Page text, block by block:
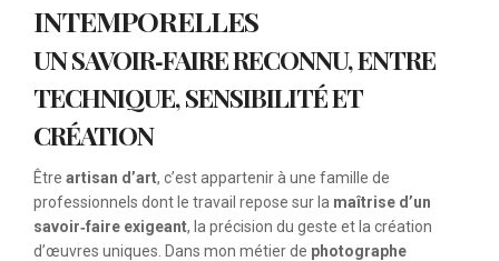
INTEMPORELLES
UN SAVOIR‑FAIRE RECONNU, ENTRE
TECHNIQUE, SENSIBILITÉ ET
CRÉATION
Être artisan d’art, c’est appartenir à une famille de
professionnels dont le travail repose sur la maîtrise d’un
savoir‑faire exigeant, la précision du geste et la création
d’œuvres uniques. Dans mon métier de photographe